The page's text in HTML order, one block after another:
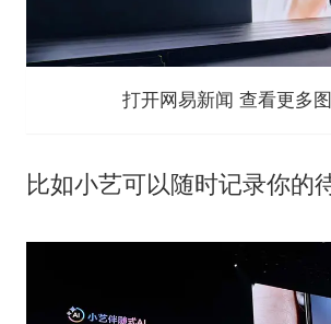
打开网易新闻 查看更多
比如小艺可以随时记录你的